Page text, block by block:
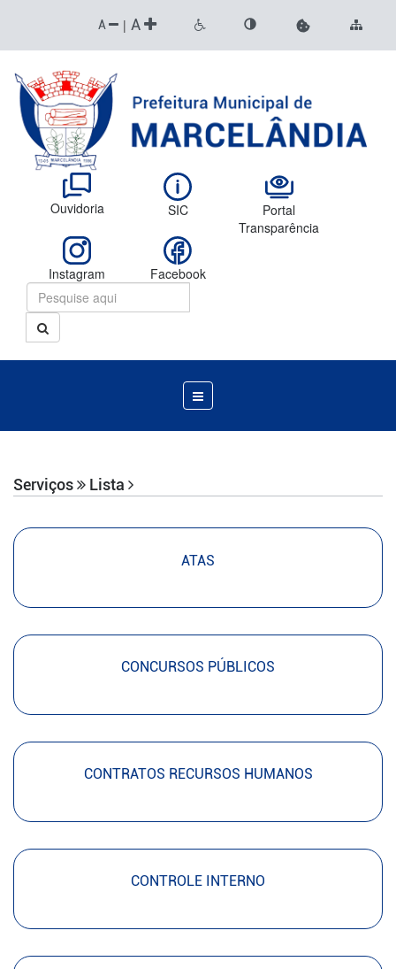
A | A
Ouvidoria SIC
Portal
Transparência
Instagram Facebook
Menu
de
Navegação
Serviços Lista
ATAS
CONCURSOS PÚBLICOS
CONTRATOS RECURSOS HUMANOS
CONTROLE INTERNO